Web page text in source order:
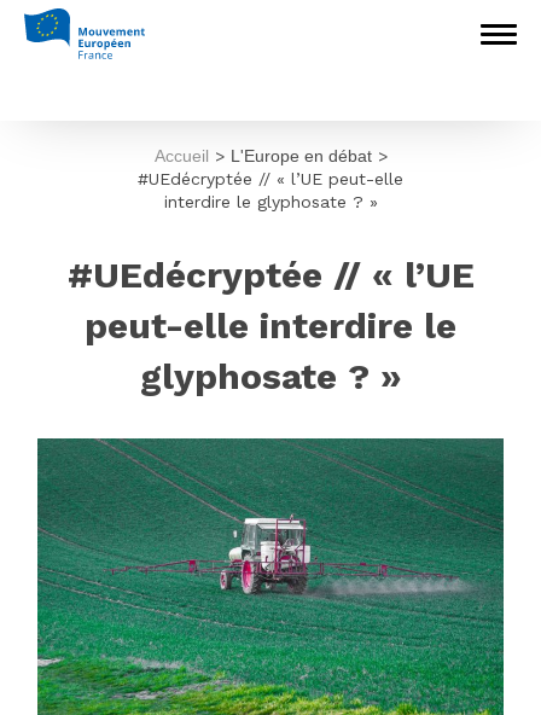
Accueil > L'Europe en débat>
#UEdécryptée // « l’UE peut-elle
interdire le glyphosate ? »
#UEdécryptée // « l’UE
peut-elle interdire le
glyphosate ? »